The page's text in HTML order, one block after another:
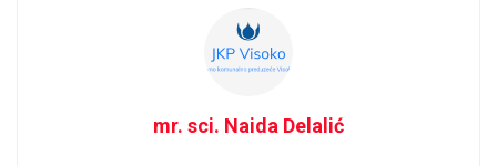
mr. sci. Naida Delalić